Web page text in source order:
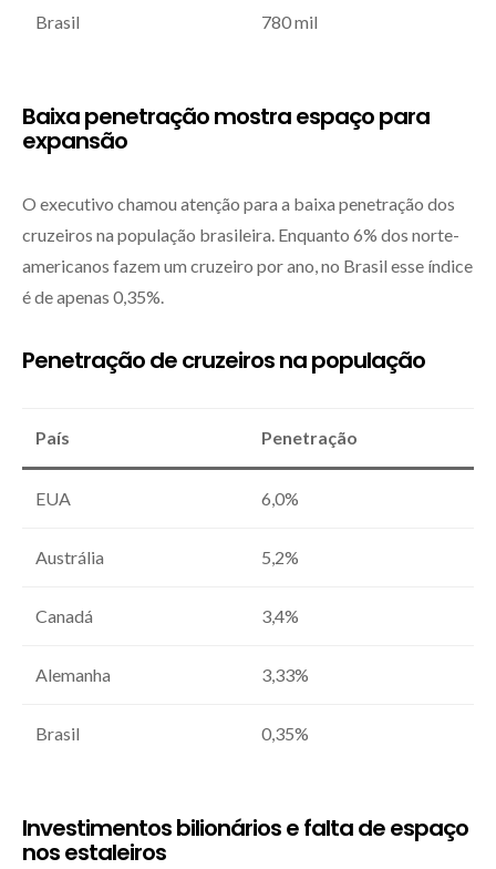
Brasil 780 mil
Baixa penetração mostra espaço para
expansão
O executivo chamou atenção para a baixa penetração dos
cruzeiros na população brasileira. Enquanto 6% dos norte-
americanos fazem um cruzeiro por ano, no Brasil esse índice
é de apenas 0,35%.
Penetração de cruzeiros na população
País Penetração
EUA 6,0%
Austrália 5,2%
Canadá 3,4%
Alemanha 3,33%
Brasil 0,35%
Investimentos bilionários e falta de espaço
nos estaleiros